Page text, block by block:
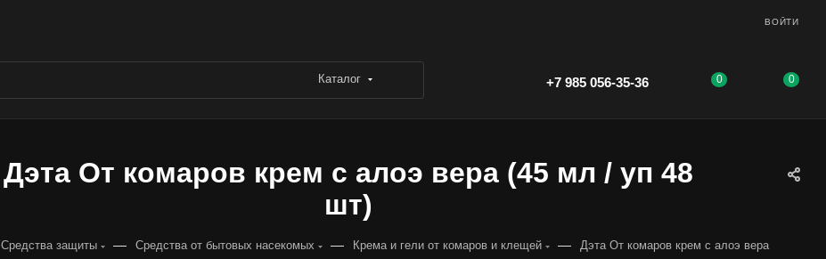
ВОЙТИ
Каталог +7 985 056-35-36 0 0
Дэта От комаров крем с алоэ вера (45 мл / уп 48
шт)
Средства защиты — Средства от бытовых насекомых — Крема и гели от комаров и клещей — Дэта От комаров крем с алоэ вера